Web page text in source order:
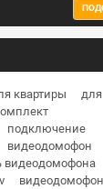
квартиры
для
подключение
видеодомофон
видеодомофона
видеодомофон